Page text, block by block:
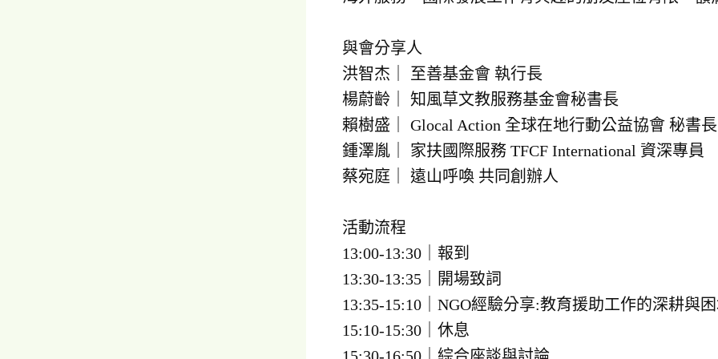
與會分享人
洪智杰｜ 至善基金會 執行長
楊蔚齡｜ 知風草文教服務基金會秘書長
賴樹盛｜ Glocal Action 全球在地行動公益協會 秘書長
鍾澤胤｜ 家扶國際服務 TFCF International 資深專員
蔡宛庭｜ 遠山呼喚 共同創辦人
活動流程
13:00-13:30｜報到
13:30-13:35｜開場致詞
13:35-15:10｜NGO經驗分享:教育援助工作的深耕與
15:10-15:30｜休息